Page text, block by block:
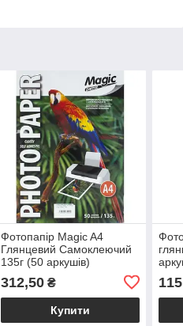
Фотопапір Magic A4
Глянцевий Самоклеючий
135г (50 аркушів)
312,50₴
Купити
115